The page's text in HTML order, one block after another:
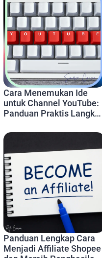
Cara Menemukan Ide
untuk Channel YouTube:
Panduan Praktis Langkah
Panduan Lengkap Cara
Menjadi Affiliate Shopee